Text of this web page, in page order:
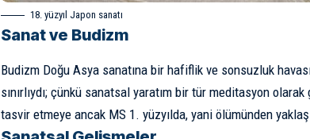
18. yüzyıl Japon sanatı
Sanat ve Budizm
Budizm Doğu Asya sanatına bir hafiflik ve sonsuzluk
sınırlıydı; çünkü sanatsal yaratım bir tür meditasyon
tasvir etmeye ancak MS 1. yüzyılda, yani ölümünden